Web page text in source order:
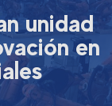
unidad
en